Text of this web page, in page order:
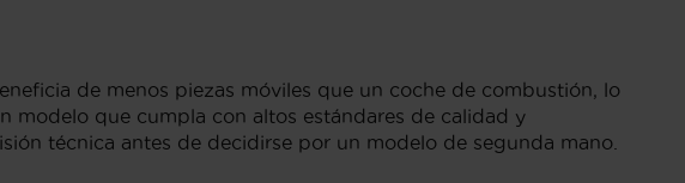
de menos piezas móviles que un coche de combustión, lo
modelo que cumpla con altos estándares de calidad y
técnica antes de decidirse por un modelo de segunda mano.